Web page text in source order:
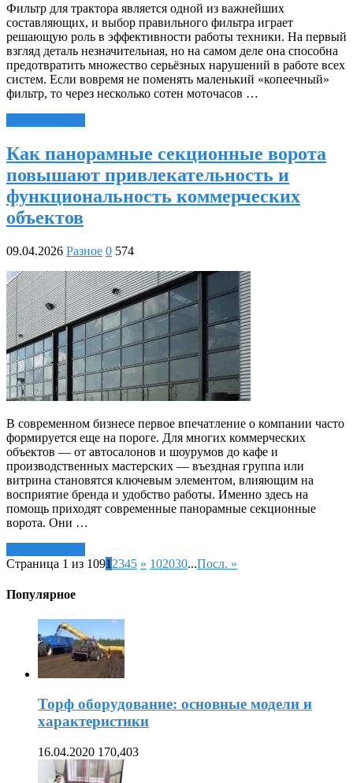
Фильтр для трактора является одной из важнейших
составляющих, и выбор правильного фильтра играет
решающую роль в эффективности работы техники. На первый
взгляд деталь незначительная, но на самом деле она способна
предотвратить множество серьёзных нарушений в работе всех
систем. Если вовремя не поменять маленький «копеечный»
фильтр, то через несколько сотен моточасов …
Как панорамные секционные ворота
повышают привлекательность и
функциональность коммерческих
объектов
09.04.2026 Разное 0 574
В современном бизнесе первое впечатление о компании часто
формируется еще на пороге. Для многих коммерческих
объектов — от автосалонов и шоурумов до кафе и
производственных мастерских — въездная группа или
витрина становятся ключевым элементом, влияющим на
восприятие бренда и удобство работы. Именно здесь на
помощь приходят современные панорамные секционные
ворота. Они …
Страница 1 из 1091 2345 » 102030...Посл. »
Популярное
Торф оборудование: основные модели и
характеристики
16.04.2020 170,403